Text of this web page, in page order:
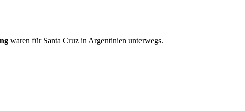
waren für Santa Cruz in Argentinien unterwegs.